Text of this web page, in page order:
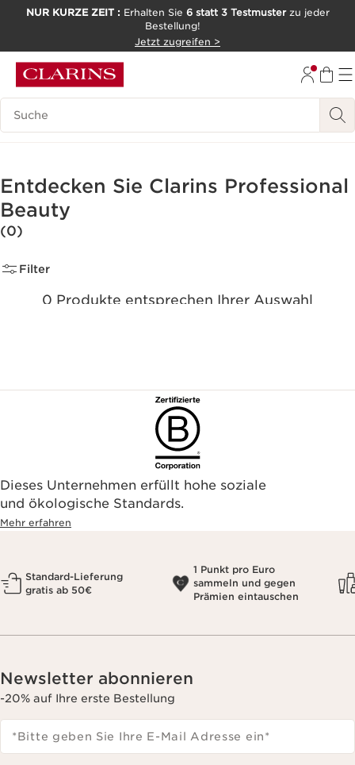
NUR KURZE ZEIT : Erhalten Sie 6 statt 3 Testmusterzu jeder
Bestellung!
Jetzt zugreifen >
Legende suchen
Entdecken Sie Clarins Professional
Beauty
(0)
Filter
0 Produkte entsprechen Ihrer Auswahl
Dieses Unternehmen erfüllt hohe soziale
und ökologische Standards.
Mehr erfahren
Standard-Lieferung
gratis ab 50€
1 Punkt pro Euro
sammeln und gegen
Prämien eintauschen
Newsletter abonnieren
-20% auf Ihre erste Bestellung
*Bitte geben Sie Ihre E-Mail Adresse ein*